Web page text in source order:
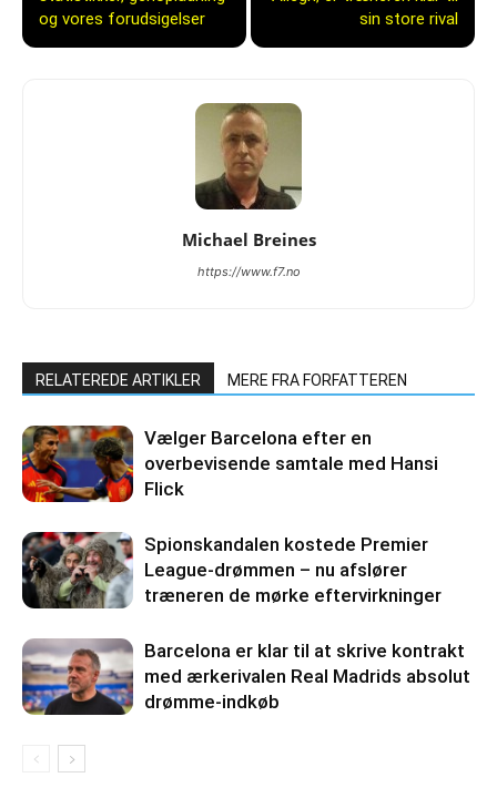
og vores forudsigelser
sin store rival
Michael Breines
https://www.f7.no
RELATEREDE ARTIKLER MERE FRA FORFATTEREN
Vælger Barcelona efter en
overbevisende samtale med Hansi
Flick
Spionskandalen kostede Premier
League-drømmen – nu afslører
træneren de mørke eftervirkninger
Barcelona er klar til at skrive kontrakt
med ærkerivalen Real Madrids absolut
drømme-indkøb